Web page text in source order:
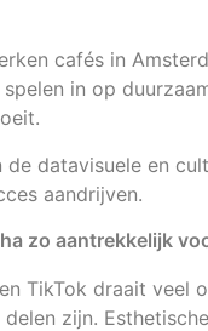
cafés in
in op
datavisuele en
aandrijven.
zo aantrekkelijk
TikTok draait veel
zijn.